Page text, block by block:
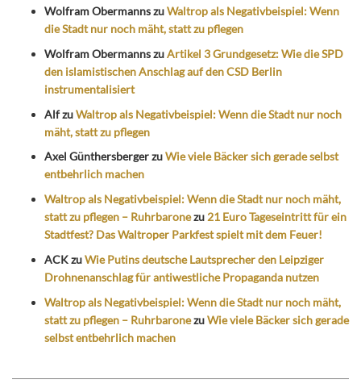
Wolfram ObermannszuWaltrop als Negativbeispiel: Wenn
die Stadt nur noch mäht, statt zu pflegen
Wolfram ObermannszuArtikel 3 Grundgesetz: Wie die SPD
den islamistischen Anschlag auf den CSD Berlin
instrumentalisiert
AlfzuWaltrop als Negativbeispiel: Wenn die Stadt nur noch
mäht, statt zu pflegen
Axel GünthersbergerzuWie viele Bäcker sich gerade selbst
entbehrlich machen
Waltrop als Negativbeispiel: Wenn die Stadt nur noch mäht,
statt zu pflegen – Ruhrbaronezu 21 Euro Tageseintritt für ein
Stadtfest? Das Waltroper Parkfest spielt mit dem Feuer!
ACKzuWie Putins deutsche Lautsprecher den Leipziger
Drohnenanschlag für antiwestliche Propaganda nutzen
Waltrop als Negativbeispiel: Wenn die Stadt nur noch mäht,
statt zu pflegen – RuhrbaronezuWie viele Bäcker sich gerade
selbst entbehrlich machen